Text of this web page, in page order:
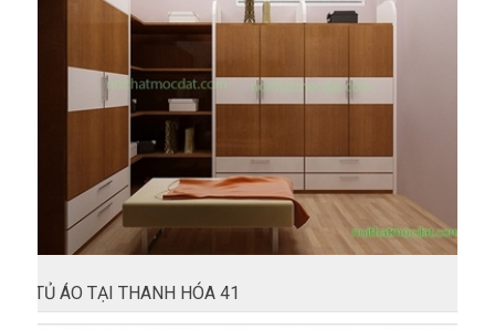
TỦ ÁO TẠI THANH HÓA 41